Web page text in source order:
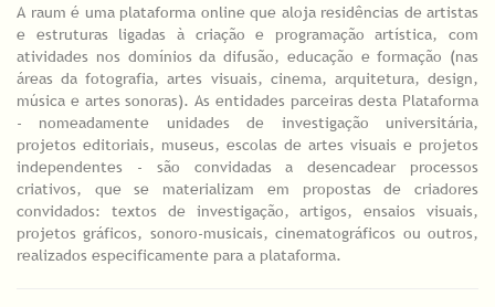
A raum é uma plataforma online que aloja residências de artistas
e estruturas ligadas à criação e programação artística, com
atividades nos domínios da difusão, educação e formação (nas
áreas da fotografia, artes visuais, cinema, arquitetura, design,
música e artes sonoras). As entidades parceiras desta Plataforma
- nomeadamente unidades de investigação universitária,
projetos editoriais, museus, escolas de artes visuais e projetos
independentes - são convidadas a desencadear processos
criativos, que se materializam em propostas de criadores
convidados: textos de investigação, artigos, ensaios visuais,
projetos gráficos, sonoro-musicais, cinematográficos ou outros,
realizados especificamente para a plataforma.